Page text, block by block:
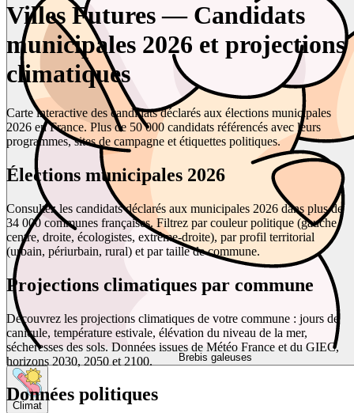
Brebis galeuses
Climat
Villes Futures — Candidats
municipales 2026 et projections
climatiques
Carte interactive des candidats déclarés aux élections municipales
2026 en France. Plus de 50 000 candidats référencés avec leurs
programmes, sites de campagne et étiquettes politiques.
Élections municipales 2026
Consultez les candidats déclarés aux municipales 2026 dans plus de
34 000 communes françaises. Filtrez par couleur politique (gauche,
centre, droite, écologistes, extrême-droite), par profil territorial
(urbain, périurbain, rural) et par taille de commune.
Projections climatiques par commune
Découvrez les projections climatiques de votre commune : jours de
canicule, température estivale, élévation du niveau de la mer,
sécheresses des sols. Données issues de Météo France et du GIEC,
horizons 2030, 2050 et 2100.
Données politiques